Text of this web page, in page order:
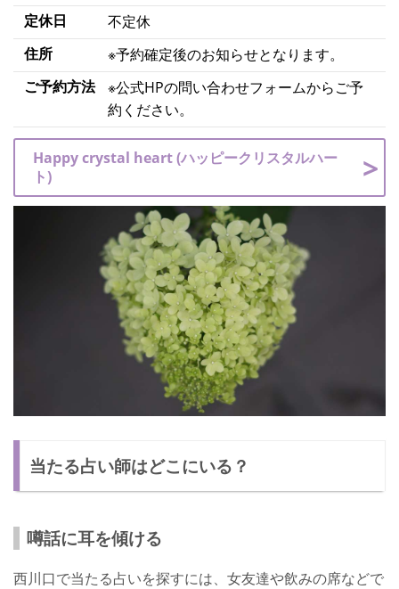
定休日
不定休
住所
※予約確定後のお知らせとなります。
ご予約方法
※公式HPの問い合わせフォームからご予
約ください。
Happy crystal heart (ハッピークリスタルハー
ト)
当たる占い師はどこにいる？
噂話に耳を傾ける
西川口で当たる占いを探すには、女友達や飲みの席などで